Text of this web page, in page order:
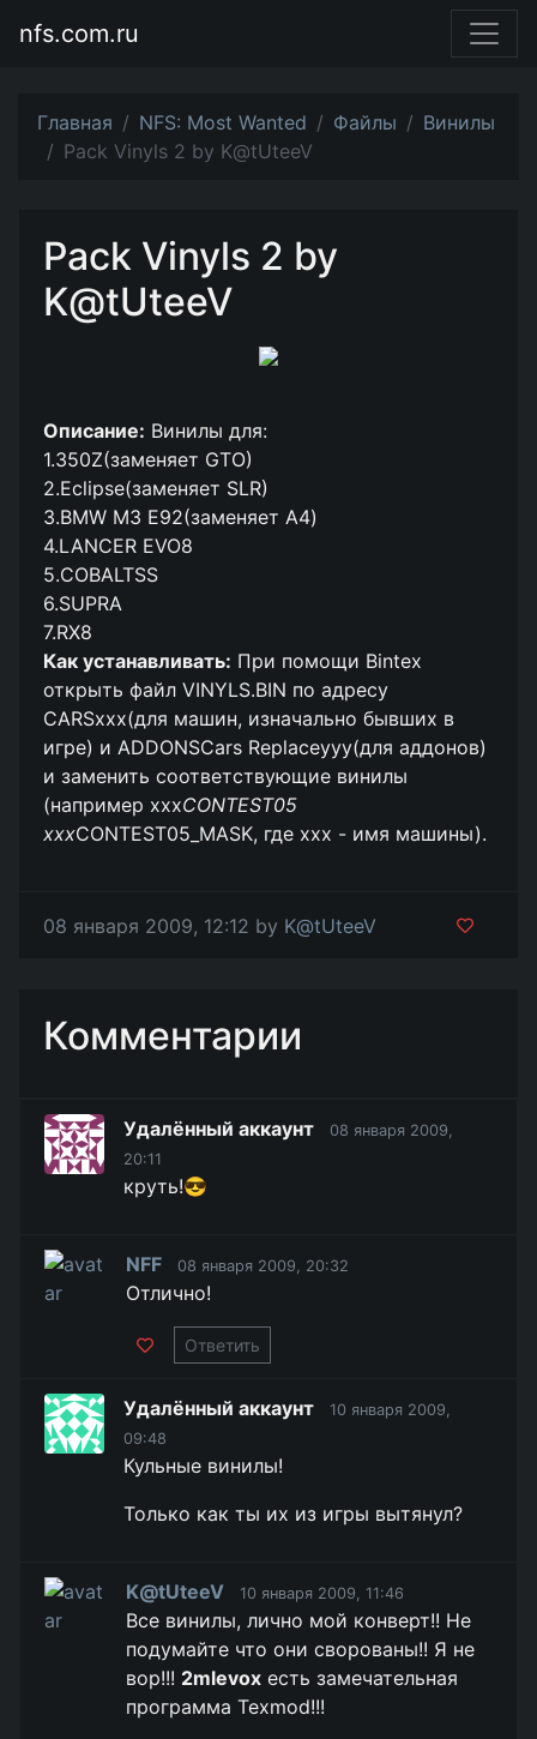
nfs.com.ru
Главная NFS: Most Wanted Файлы
Винилы
Pack Vinyls 2 by K@tUteeV
Pack Vinyls 2 by
K@tUteeV
Описание: Винилы для:
1.350Z(заменяет GTO)
2.Eclipse(заменяет SLR)
3.BMW M3 E92(заменяет А4)
4.LANCER EVO8
5.COBALTSS
6.SUPRA
7.RX8
Как устанавливать: При помощи Bintex
открыть файл VINYLS.BIN по адресу
CARSxxx(для машин, изначально бывших в
игре) и ADDONSCars Replaceyyy(для аддонов)
и заменить соответствующие винилы
(например xxxCONTEST05
xxxCONTEST05_MASK, где ххх - имя машины).
08 января 2009, 12:12 by K@tUteeV
Комментарии
Удалённый аккаунт
08 января 2009,
20:11
круть!😎
NFF 08 января 2009, 20:32
Отлично!
Ответить
Удалённый аккаунт
10 января 2009,
09:48
Кульные винилы!
Только как ты их из игры вытянул?
K@tUteeV 10 января 2009, 11:46
Все винилы, лично мой конверт!! Не
подумайте что они сворованы!! Я не
вор!!! 2mlevox есть замечательная
программа Texmod!!!